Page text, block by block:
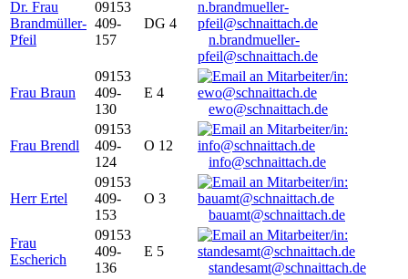
Dr. Frau
Brandmüller-
Pfeil
09153
409-
157
DG 4
n.brandmueller-
pfeil@schnaittach.de
Frau Braun
09153
409-
130
E 4
ewo@schnaittach.de
Frau Brendl
09153
409-
124
O 12
info@schnaittach.de
Herr Ertel
09153
409-
153
O 3
bauamt@schnaittach.de
Frau
Escherich
09153
409-
136
E 5
standesamt@schnaittach.de